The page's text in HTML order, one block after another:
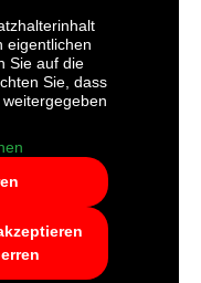
eigentlichen
Sie auf die
Sie, dass